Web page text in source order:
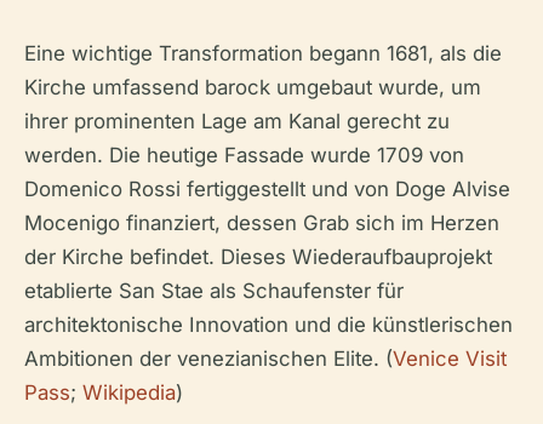
Eine wichtige Transformation begann 1681, als die
Kirche umfassend barock umgebaut wurde, um
ihrer prominenten Lage am Kanal gerecht zu
werden. Die heutige Fassade wurde 1709 von
Domenico Rossi fertiggestellt und von Doge Alvise
Mocenigo finanziert, dessen Grab sich im Herzen
der Kirche befindet. Dieses Wiederaufbauprojekt
etablierte San Stae als Schaufenster für
architektonische Innovation und die künstlerischen
Ambitionen der venezianischen Elite. (Venice Visit
Pass; Wikipedia)